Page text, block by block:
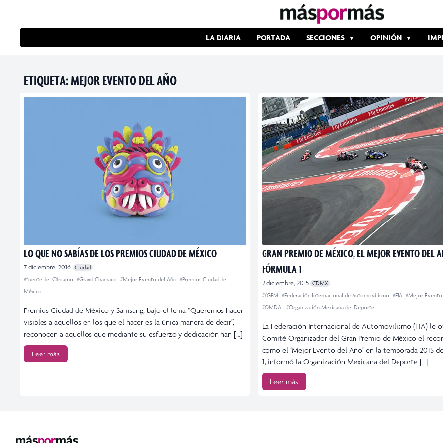
LA DIARIA PORTADA SECCIONES OPINIÓN
ETIQUETA:MEJOR EVENTO DEL AÑO
LO QUE NO SABÍAS DE LOS PREMIOS CIUDAD DE MÉXICO
7 diciembre, 2016 Ciudad
#fuente del Cárcamo #Grand Chamaco #Mejor Evento del Año #Premios Ciudad de
México
Premios Ciudad de México y Samsung, bajo el lema “Queremos hacer
visibles a aquellos en los que el hacer es la única manera de decir”,
reconocen a aquellos que mediante su esfuerzo y dedicación han […]
Leer más
GRAN PREMIO DE MÉXICO, EL MEJOR EVENTO DEL
FÓRMULA 1
2 diciembre, 2015 CDMX
##GPM #Federación Internacional de Automovilismo #FIA #Mejor Evento
#OMDAI #Organización Mexicana del Deporte
La Federación Internacional de Automovilismo (FIA) le
Comité Organizador del Gran Premio de México el
como el ‘Mejor Evento del Año’ en la temporada 2015
1, informó la Organización Mexicana del Deporte […]
Leer más